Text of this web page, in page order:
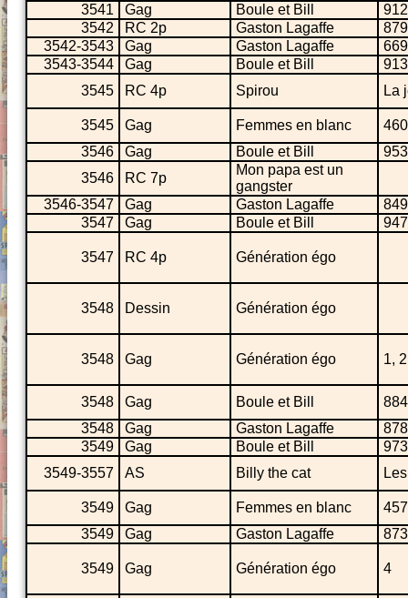
3541
Gag Boule et Bill
912
3542
RC 2p Gaston Lagaffe
879
3542-3543
Gag Gaston Lagaffe
3543-3544
Gag Boule et Bill
3545
RC 4p Spirou La
3545 Gag Femmes en blanc
460
3546
Gag Boule et Bill
953
3546
RC 7p
Mon papa est un
gangster
3546-3547
Gag Gaston Lagaffe
3547
Gag Boule et Bill 947
3547 RC 4p Génération égo
3548 Dessin Génération égo
3548 Gag Génération égo 1,
3548 Gag Boule et Bill
884
3548
Gag Gaston Lagaffe
878
3549
Gag Boule et Bill
973
3549-3557
AS Billy the cat
3549 Gag Femmes en blanc
457
3549
Gag Gaston Lagaffe 873
3549 Gag Génération égo 4